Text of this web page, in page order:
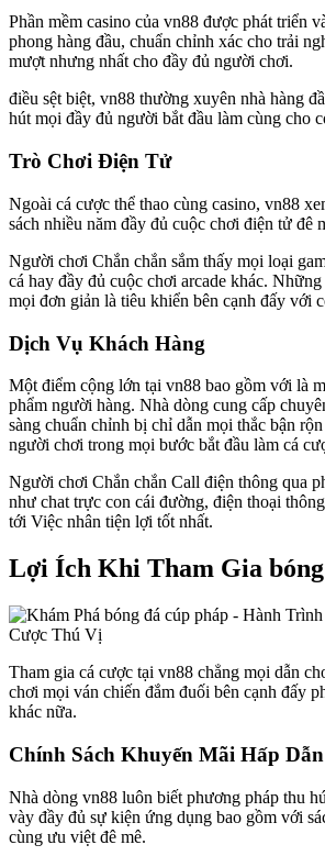
Phần mềm casino của vn88 được phát triển
phong hàng đầu, chuẩn chỉnh xác cho trải
mượt nhưng nhất cho đầy đủ người chơi.
điều sệt biệt, vn88 thường xuyên nhà hàng
hút mọi đầy đủ người bắt đầu làm cùng cho
Trò Chơi Điện Tử
Ngoài cá cược thể thao cùng casino, vn88
sách nhiều năm đầy đủ cuộc chơi điện tử đê
Người chơi Chắn chắn sắm thấy mọi loại
cá hay đầy đủ cuộc chơi arcade khác.
mọi đơn giản là tiêu khiển bên cạnh đấy với
Dịch Vụ Khách Hàng
Một điểm cộng lớn tại vn88 bao gồm với là
phẩm người hàng. Nhà dòng cung cấp
sàng chuẩn chỉnh bị chỉ dẫn mọi thắc bận
người chơi trong mọi bước bắt đầu làm cá
Người chơi Chắn chắn Call điện thông qua
như chat trực con cái đường, điện thoại
tới Việc nhân tiện lợi tốt nhất.
Lợi Ích Khi Tham Gia
Tham gia cá cược tại vn88 chẳng mọi dẫn
chơi mọi ván chiến đắm đuối bên cạnh đấy
khác nữa.
Chính Sách Khuyến Mãi Hấp Dẫn
Nhà dòng vn88 luôn biết phương pháp thu
vày đầy đủ sự kiện ứng dụng bao gồm với
cùng ưu việt đê mê.